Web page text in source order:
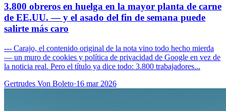
3.800 obreros en huelga en la mayor planta de carne
de EE.UU. — y el asado del fin de semana puede
salirte más caro
--- Carajo, el contenido original de la nota vino todo hecho mierda
— un muro de cookies y política de privacidad de Google en vez de
la noticia real. Pero el título ya dice todo: 3.800 trabajadores...
Gertrudes Von Boleto·16 mar 2026